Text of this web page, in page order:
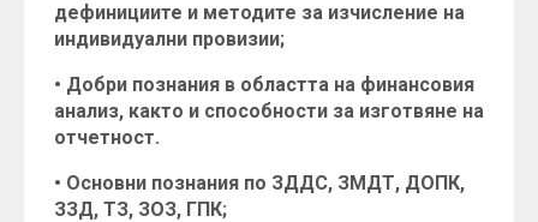
дефинициите и методите за изчисление на
индивидуални провизии;
• Добри познания в областта на финансовия
анализ, както и способности за изготвяне на
отчетност.
• Основни познания по ЗДДС, ЗМДТ, ДОПК,
ЗЗД, ТЗ, ЗОЗ, ГПК;